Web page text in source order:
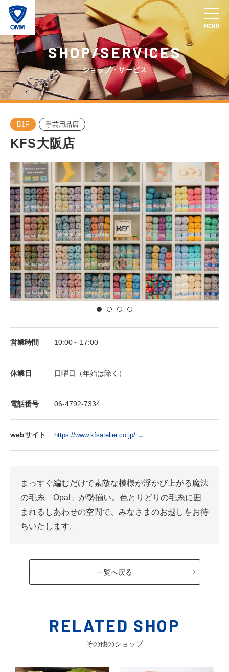
MENU
SHOP/SERVICES
ショップ・サービス
B1F 手芸用品店
KFS大阪店
営業時間 10:00～17:00
休業⽇ 日曜日（年始は除く）
電話番号 06-4792-7334
webサイト https://www.kfsatelier.co.jp/
まっすぐ編むだけで素敵な模様が浮かび上がる魔法
の毛糸「Opal」が勢揃い。色とりどりの毛糸に囲
まれるしあわせの空間で、みなさまのお越しをお待
ちいたします。
一覧へ戻る
RELATED SHOP
その他のショップ